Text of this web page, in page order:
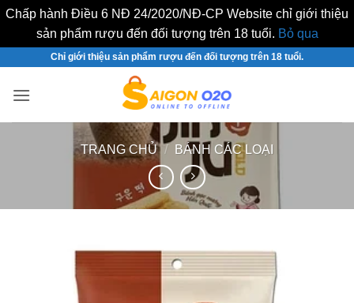
Chấp hành Điều 6 NĐ 24/2020/NĐ-CP Website chỉ giới thiệu
sản phẩm rượu đến đối tượng trên 18 tuổi. Bỏ qua
nội
Chỉ giới thiệu sản phẩm rượu đến đối tượng trên 18 tuổi.
TRANG CHỦ / BÁNH CÁC LOẠI